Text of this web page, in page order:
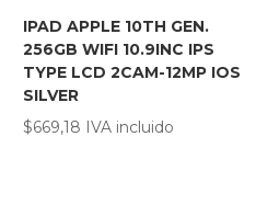
IPAD APPLE 10TH GEN.
256GB WIFI 10.9INC IPS
TYPE LCD 2CAM-12MP IOS
SILVER
$669,18 IVA incluido